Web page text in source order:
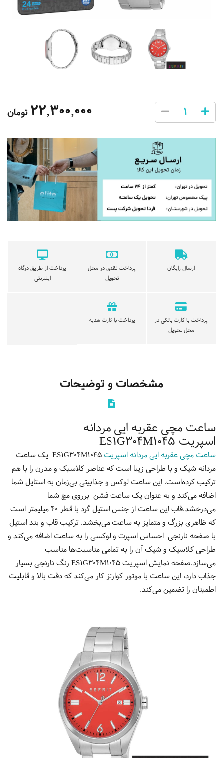
22,300,000تومان
ارسال رایگان
پرداخت نقدی در محل
تحویل
پرداخت از طریق درگاه
اینترنتی
پرداخت با کارت بانکی در
محل تحویل
پرداخت با کارت هدیه
مشخصات و توضیحات
ساعت مچی عقربه ایی مردانه
اسپریت ES1G304M1045
ساعت مچی عقربه ایی مردانه اسپریت
ES1G304M1045 یک ساعت
مردانه شیک و با طراحی زیبا است که عناصر کلاسیک و مدرن را با هم
ترکیب کرده‌است. این ساعت لوکس و جذابیتی بی‌زمان به استایل شما
اضافه می‌کند و به عنوان یک ساعت فشن برروی مچ شما
می‌درخشد.قاب این ساعت از جنس استیل گرد با قطر 40 میلیمتر است
که ظاهری بزرگ و متمایز به ساعت می‌بخشد. ترکیب قاب و بند استیل
با صفحه نارنجی احساس اسپرت و لوکسی را به ساعت اضافه می‌کند و
طراحی کلاسیک و شیک آن را به تمامی مناسبت‌ها مناسب
می‌سازد.صفحه نمایش اسپریت ES1G304M1045 رنگ نارنجی بسیار
جذاب دارد، این ساعت با موتور کوارتز کار می‌کند که دقت بالا و قابلیت
اطمینان را تضمین می‌کند.